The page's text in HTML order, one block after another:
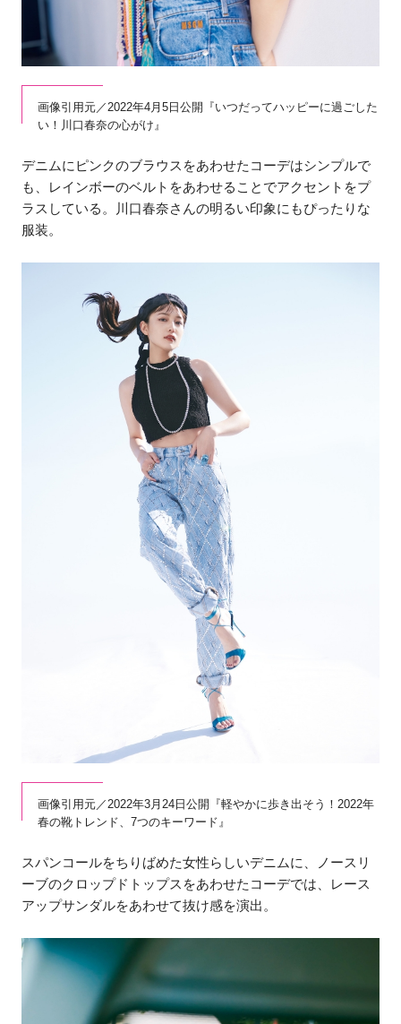
画像引用元／2022年4月5日公開『いつだってハッピーに過ごした
い！川口春奈の心がけ』
デニムにピンクのブラウスをあわせたコーデはシンプルで
も、レインボーのベルトをあわせることでアクセントをプ
ラスしている。川口春奈さんの明るい印象にもぴったりな
服装。
画像引用元／2022年3月24日公開『軽やかに歩き出そう！2022年
春の靴トレンド、7つのキーワード』
スパンコールをちりばめた女性らしいデニムに、ノースリ
ーブのクロップドトップスをあわせたコーデでは、レース
アップサンダルをあわせて抜け感を演出。